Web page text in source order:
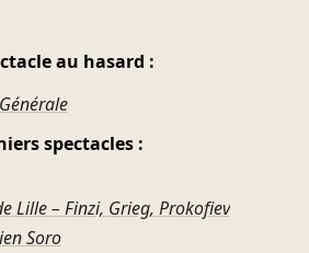
au hasard :
spectacles :
Lille – Finzi, Grieg, Prokofiev
Soro